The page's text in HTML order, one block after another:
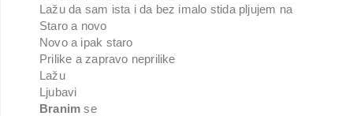
Lažu da sam ista i da bez imalo stida pljujem na
Staro a novo
Novo a ipak staro
Prilike a zapravo neprilike
Lažu
Ljubavi
Branimse